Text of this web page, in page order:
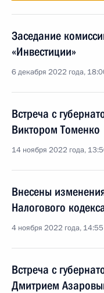
Заседание
«Инвестиции»
6 декабря 2022 года,
Встреча с
Виктором Томенко
14 ноября 2022 года,
Внесены
Налогового
4 ноября 2022 года, 14:55
Встреча с
Дмитрием